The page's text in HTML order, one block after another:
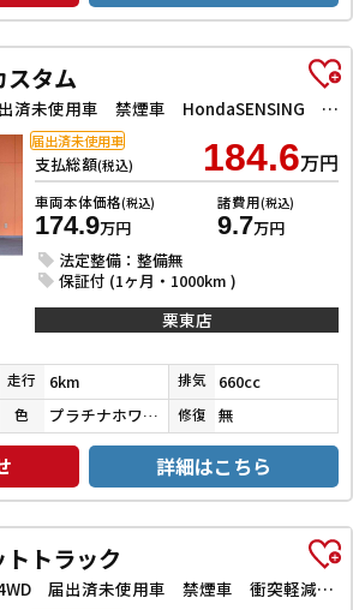
スタム
ブラックスタイル 届出済未使用車 禁煙車 HondaSENSING 両側自動ドア 電子パーキング 革巻きステアリング 前席シートヒーター LEDヘッドライト フォグライト アダプティブクルーズコントロール スマートキー
支払総額(税込) 184.6万円
車両本体価格(税込)
174.9万円
諸費用(税込)
9.7万円
法定整備：整備無
保証付 (1ヶ月・1000km )
届出済未使用車
栗東店
走行 6km 排気 660cc
色 プラチナホワイトパール 修復 無
詳細はこちら
トラック
ジャンボエクストラ 4WD 届出済未使用車 禁煙車 衝突軽減B LEDヘッドライト フォグライト スマートキー プッシュスタート アイドリングストップ 障害物センサー